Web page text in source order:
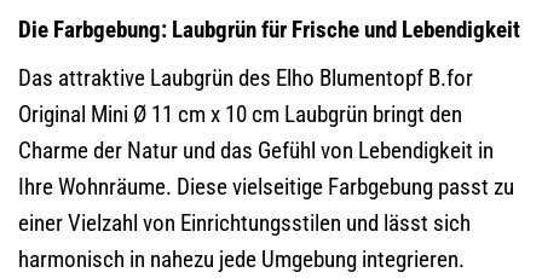
Die Farbgebung: Laubgrün für Frische und Lebendigkeit
Das attraktive Laubgrün des Elho Blumentopf B.for
Original Mini Ø 11 cm x 10 cm Laubgrün bringt den
Charme der Natur und das Gefühl von Lebendigkeit in
Ihre Wohnräume. Diese vielseitige Farbgebung passt zu
einer Vielzahl von Einrichtungsstilen und lässt sich
harmonisch in nahezu jede Umgebung integrieren.